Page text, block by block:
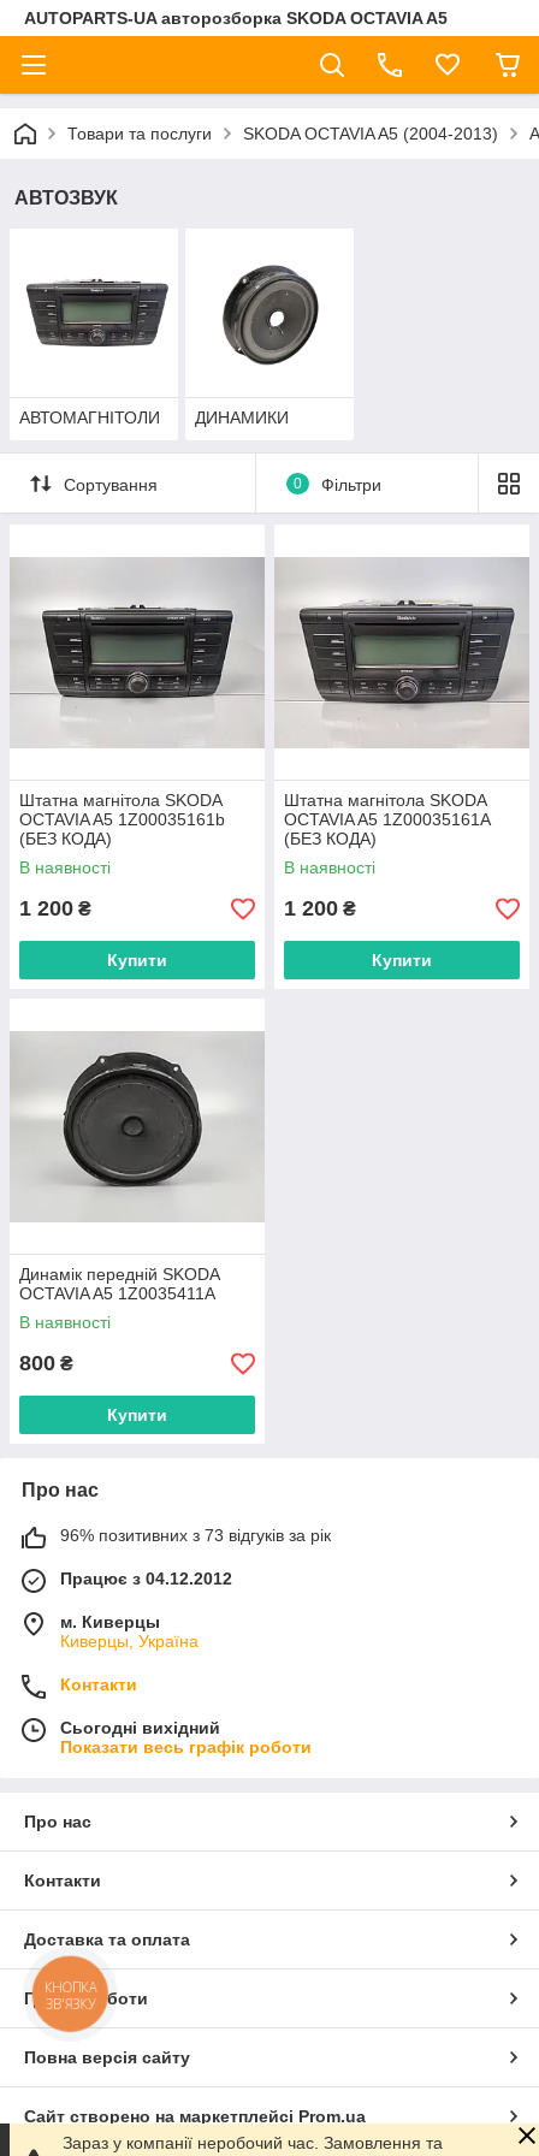
AUTOPARTS-UA авторозборка SKODA OCTAVIA A5
Товари та послуги SKODA OCTAVIA A5 (2004-2013)
АВТОЗВУК
АВТОМАГНІТОЛИ ДИНАМИКИ
Сортування 0 Фільтри
Штатна магнітола SKODA
OCTAVIA A5 1Z00035161b
(БЕЗ КОДА)
В наявності
1 200 ₴
Купити
Штатна магнітола SKODA
OCTAVIA A5 1Z00035161А
(БЕЗ КОДА)
В наявності
1 200 ₴
Купити
Динамік передній SKODA
OCTAVIA A5 1Z0035411A
В наявності
800 ₴
Купити
Про нас
96% позитивних з 73 відгуків за рік
Працює з 04.12.2012
м. Киверцы
Киверцы, Україна
Контакти
Сьогодні вихідний
Показати весь графік роботи
Про нас
Контакти
Доставка та оплата
Графік роботи
Повна версія сайту
Сайт створено на маркетплейсі Prom.ua
Зараз у компанії неробочий час. Замовлення та
КНОПКА
ЗВ'ЯЗКУ